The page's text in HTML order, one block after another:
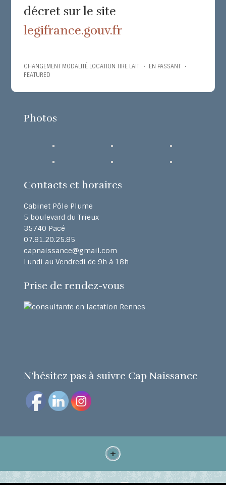
décret sur le site
legifrance.gouv.fr
CHANGEMENT MODALITÉ LOCATION TIRE LAIT • EN PASSANT
•
FEATURED
Photos
Contacts et horaires
Cabinet Pôle Plume
5 boulevard du Trieux
35740 Pacé
07.81.20.25.85
capnaissance@gmail.com
Lundi au Vendredi de 9h à 18h
Prise de rendez-vous
N’hésitez pas à suivre Cap Naissance
+